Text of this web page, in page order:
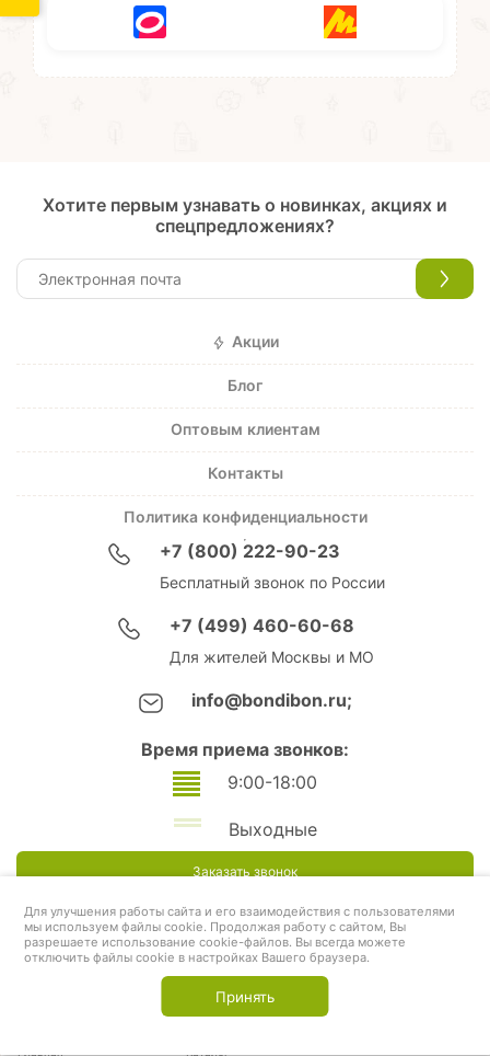
Хотите первым узнавать о новинках, акциях и
спецпредложениях?
Акции
Блог
Оптовым клиентам
Контакты
Политика конфиденциальности
+7 (800) 222-90-23
Бесплатный звонок по России
+7 (499) 460-60-68
Для жителей Москвы и МО
info@bondibon.ru;
Время приема звонков:
9:00-18:00
Выходные
Заказать звонок
Для улучшения работы сайта и его взаимодействия с пользователями
мы используем файлы cookie. Продолжая работу с сайтом, Вы
разрешаете использование cookie-файлов. Вы всегда можете
отключить файлы cookie в настройках Вашего браузера.
Принять